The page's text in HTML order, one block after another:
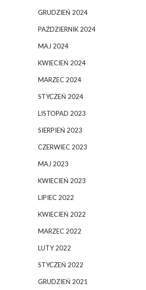
GRUDZIEŃ 2024
PAŹDZIERNIK 2024
MAJ 2024
KWIECIEŃ 2024
MARZEC 2024
STYCZEŃ 2024
LISTOPAD 2023
SIERPIEŃ 2023
CZERWIEC 2023
MAJ 2023
KWIECIEŃ 2023
LIPIEC 2022
KWIECIEŃ 2022
MARZEC 2022
LUTY 2022
STYCZEŃ 2022
GRUDZIEŃ 2021